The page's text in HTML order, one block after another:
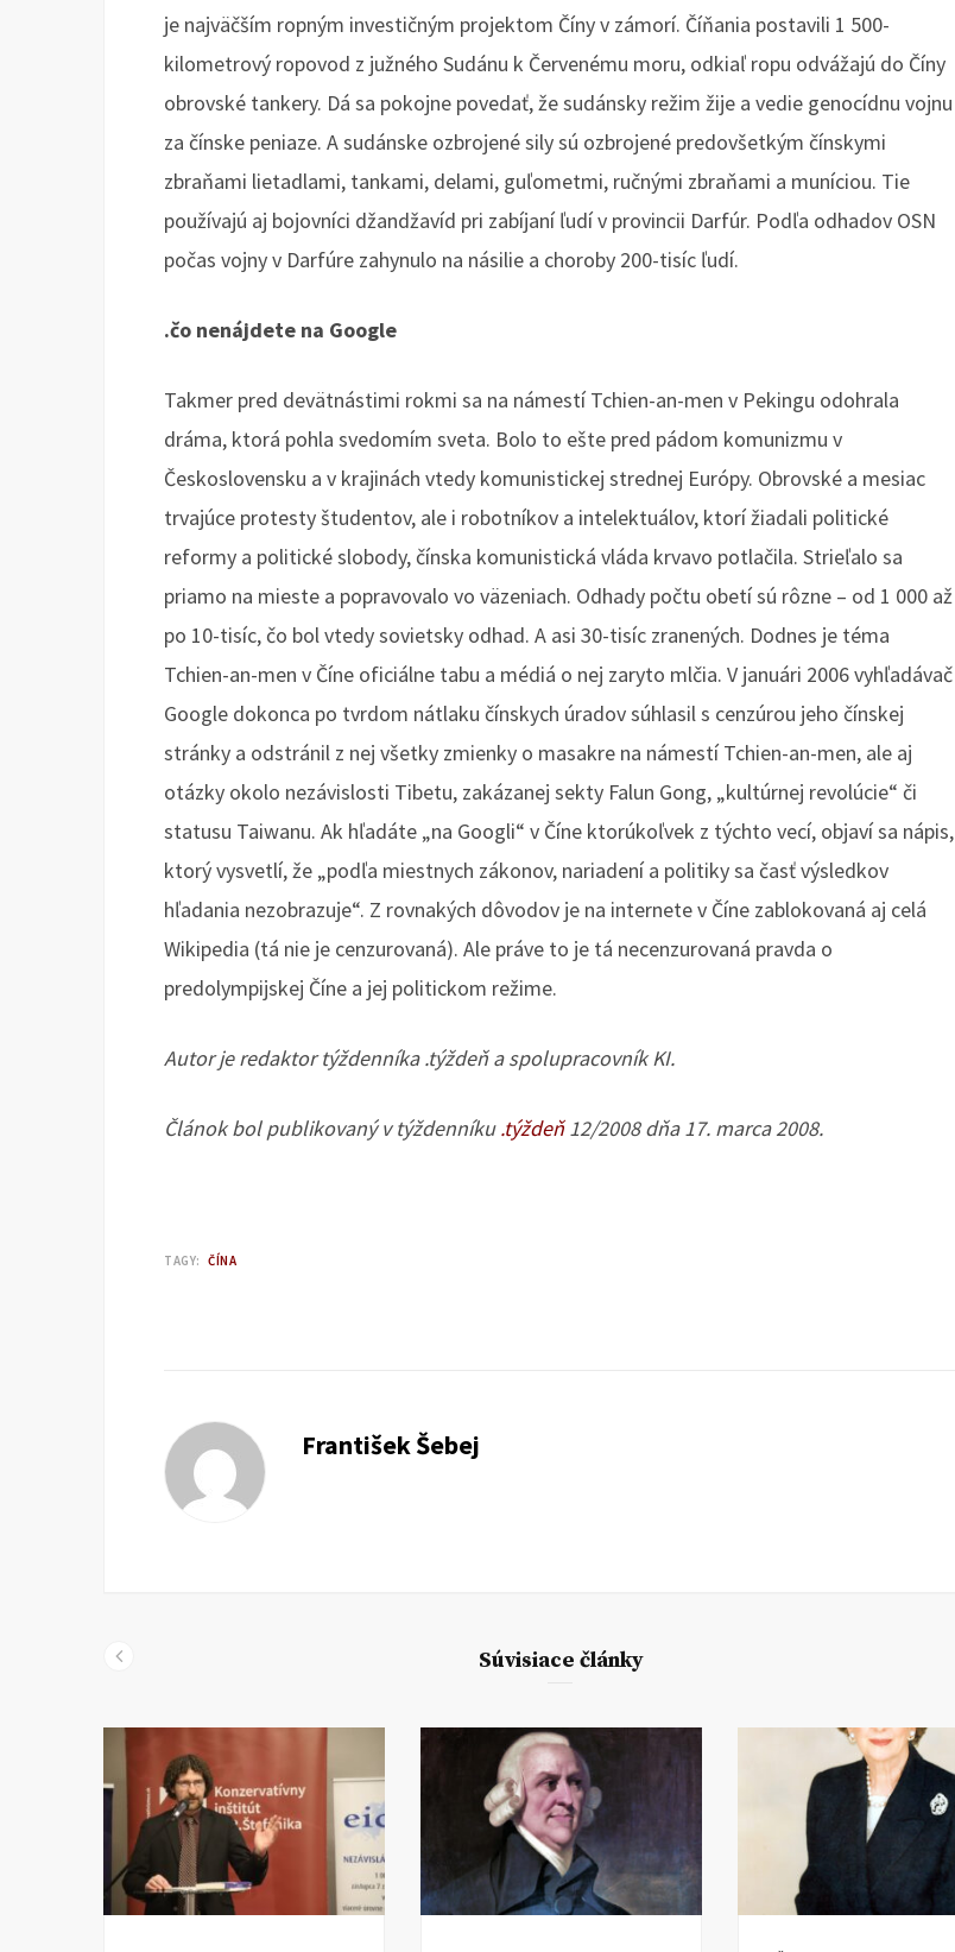
je najväčším ropným investičným projektom Číny v zámorí. Číňania postavili 1 500-
kilometrový ropovod z južného Sudánu k Červenému moru, odkiaľ ropu odvážajú do Číny
obrovské tankery. Dá sa pokojne povedať, že sudánsky režim žije a vedie genocídnu vojnu
za čínske peniaze. A sudánske ozbrojené sily sú ozbrojené predovšetkým čínskymi
zbraňami lietadlami, tankami, delami, guľometmi, ručnými zbraňami a muníciou. Tie
používajú aj bojovníci džandžavíd pri zabíjaní ľudí v provincii Darfúr. Podľa odhadov OSN
počas vojny v Darfúre zahynulo na násilie a choroby 200-tisíc ľudí.
.čo nenájdete na Google
Takmer pred devätnástimi rokmi sa na námestí Tchien-an-men v Pekingu odohrala
dráma, ktorá pohla svedomím sveta. Bolo to ešte pred pádom komunizmu v
Československu a v krajinách vtedy komunistickej strednej Európy. Obrovské a mesiac
trvajúce protesty študentov, ale i robotníkov a intelektuálov, ktorí žiadali politické
reformy a politické slobody, čínska komunistická vláda krvavo potlačila. Strieľalo sa
priamo na mieste a popravovalo vo väzeniach. Odhady počtu obetí sú rôzne – od 1 000 až
po 10-tisíc, čo bol vtedy sovietsky odhad. A asi 30-tisíc zranených. Dodnes je téma
Tchien-an-men v Číne oficiálne tabu a médiá o nej zaryto mlčia. V januári 2006 vyhľadávač
Google dokonca po tvrdom nátlaku čínskych úradov súhlasil s cenzúrou jeho čínskej
stránky a odstránil z nej všetky zmienky o masakre na námestí Tchien-an-men, ale aj
otázky okolo nezávislosti Tibetu, zakázanej sekty Falun Gong, „kultúrnej revolúcie“ či
statusu Taiwanu. Ak hľadáte „na Googli“ v Číne ktorúkoľvek z týchto vecí, objaví sa nápis,
ktorý vysvetlí, že „podľa miestnych zákonov, nariadení a politiky sa časť výsledkov
hľadania nezobrazuje“. Z rovnakých dôvodov je na internete v Číne zablokovaná aj celá
Wikipedia (tá nie je cenzurovaná). Ale práve to je tá necenzurovaná pravda o
predolympijskej Číne a jej politickom režime.
Autor je redaktor týždenníka .týždeň a spolupracovník KI.
Článok bol publikovaný v týždenníku.týždeň12/2008 dňa 17. marca 2008.
TAGY: ČÍNA
František Šebej
Súvisiace články